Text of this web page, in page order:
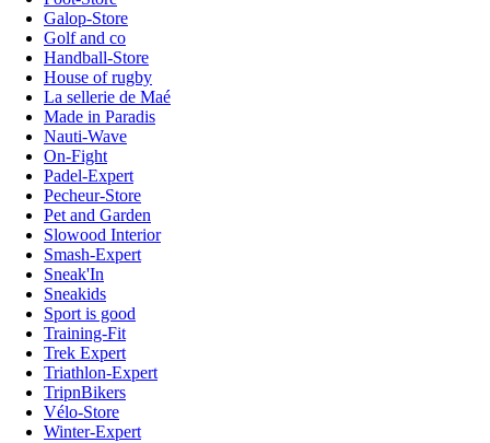
Galop-Store
Golf and co
Handball-Store
House of rugby
La sellerie de Maé
Made in Paradis
Nauti-Wave
On-Fight
Padel-Expert
Pecheur-Store
Pet and Garden
Slowood Interior
Smash-Expert
Sneak'In
Sneakids
Sport is good
Training-Fit
Trek Expert
Triathlon-Expert
TripnBikers
Vélo-Store
Winter-Expert